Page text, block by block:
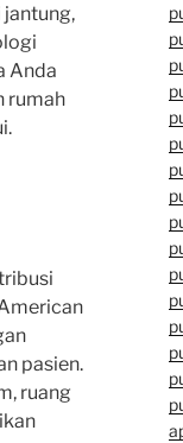
Anda
rumah
pasien.
ruang